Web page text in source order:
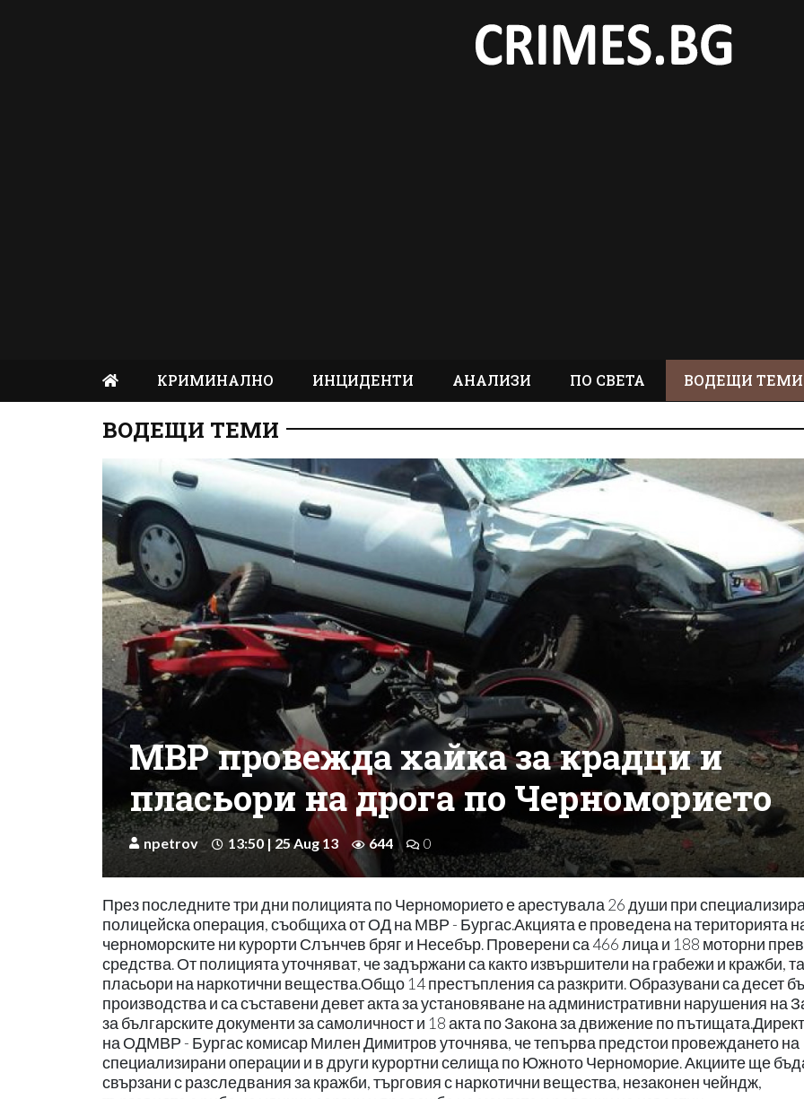
КРИМИНАЛНО ИНЦИДЕНТИ АНАЛИЗИ ПО СВЕТА ВОДЕЩИ ТЕМИ
ВОДЕЩИ ТЕМИ
МВР провежда хайка за крадци и
пласьори на дрога по Черноморието
npetrov 13:50 | 25 Aug 13 644 0
През последните три дни полицията по Черноморието е арестувала 26 души при
полицейска операция, съобщиха от ОД на МВР - Бургас.Акцията е проведена на територията
черноморските ни курорти Слънчев бряг и Несебър. Проверени са 466 лица и 188 моторни
средства. От полицията уточняват, че задържани са както извършители на грабежи и кражби,
пласьори на наркотични вещества.Общо 14 престъпления са разкрити. Образувани са десет
производства и са съставени девет акта за установяване на административни нарушения на
за българските документи за самоличност и 18 акта по Закона за движение по
на ОДМВР - Бургас комисар Милен Димитров уточнява, че тепърва предстои провеждането на
специализирани операции и в други курортни селища по Южното Черноморие. Акциите ще
свързани с разследвания за кражби, търговия с наркотични вещества, незаконен чейндж,